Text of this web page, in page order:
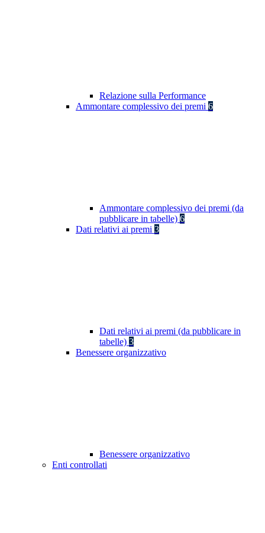
Relazione sulla Performance
Ammontare complessivo dei premi 6
Ammontare complessivo dei premi (da
pubblicare in tabelle) 6
Dati relativi ai premi 3
Dati relativi ai premi (da pubblicare in
tabelle) 3
Benessere organizzativo
Benessere organizzativo
Enti controllati